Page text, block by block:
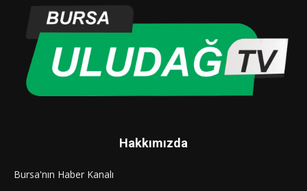
Hakkımızda
Bursa'nın Haber Kanalı